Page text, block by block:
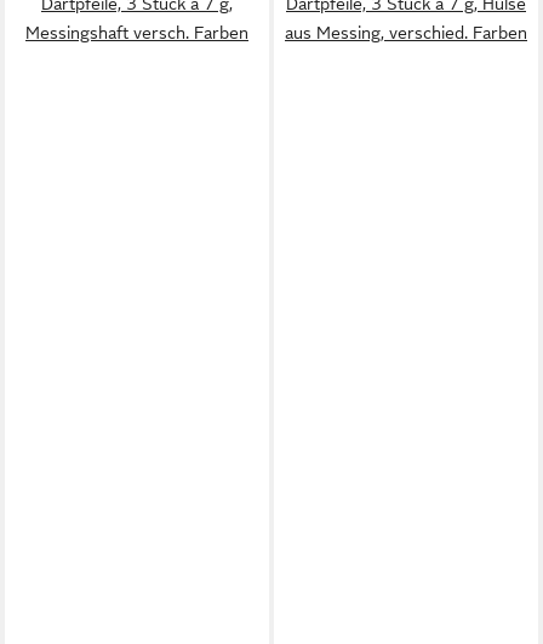
Messingshaft versch. Farben
aus Messing, verschied. Farben